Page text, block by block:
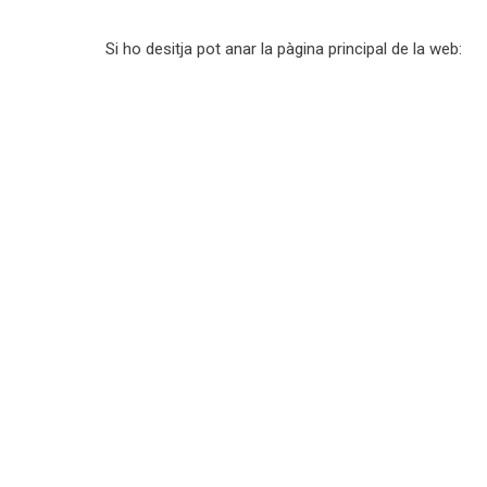
Si ho desitja pot anar la pàgina principal de la web: